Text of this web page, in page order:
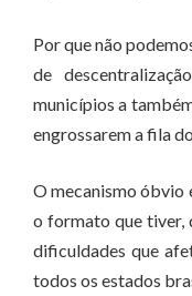
Por que não
de
municípios a
engrossarem a fila
O mecanismo óbvio
o formato que tiver,
dificuldades que
todos os estados